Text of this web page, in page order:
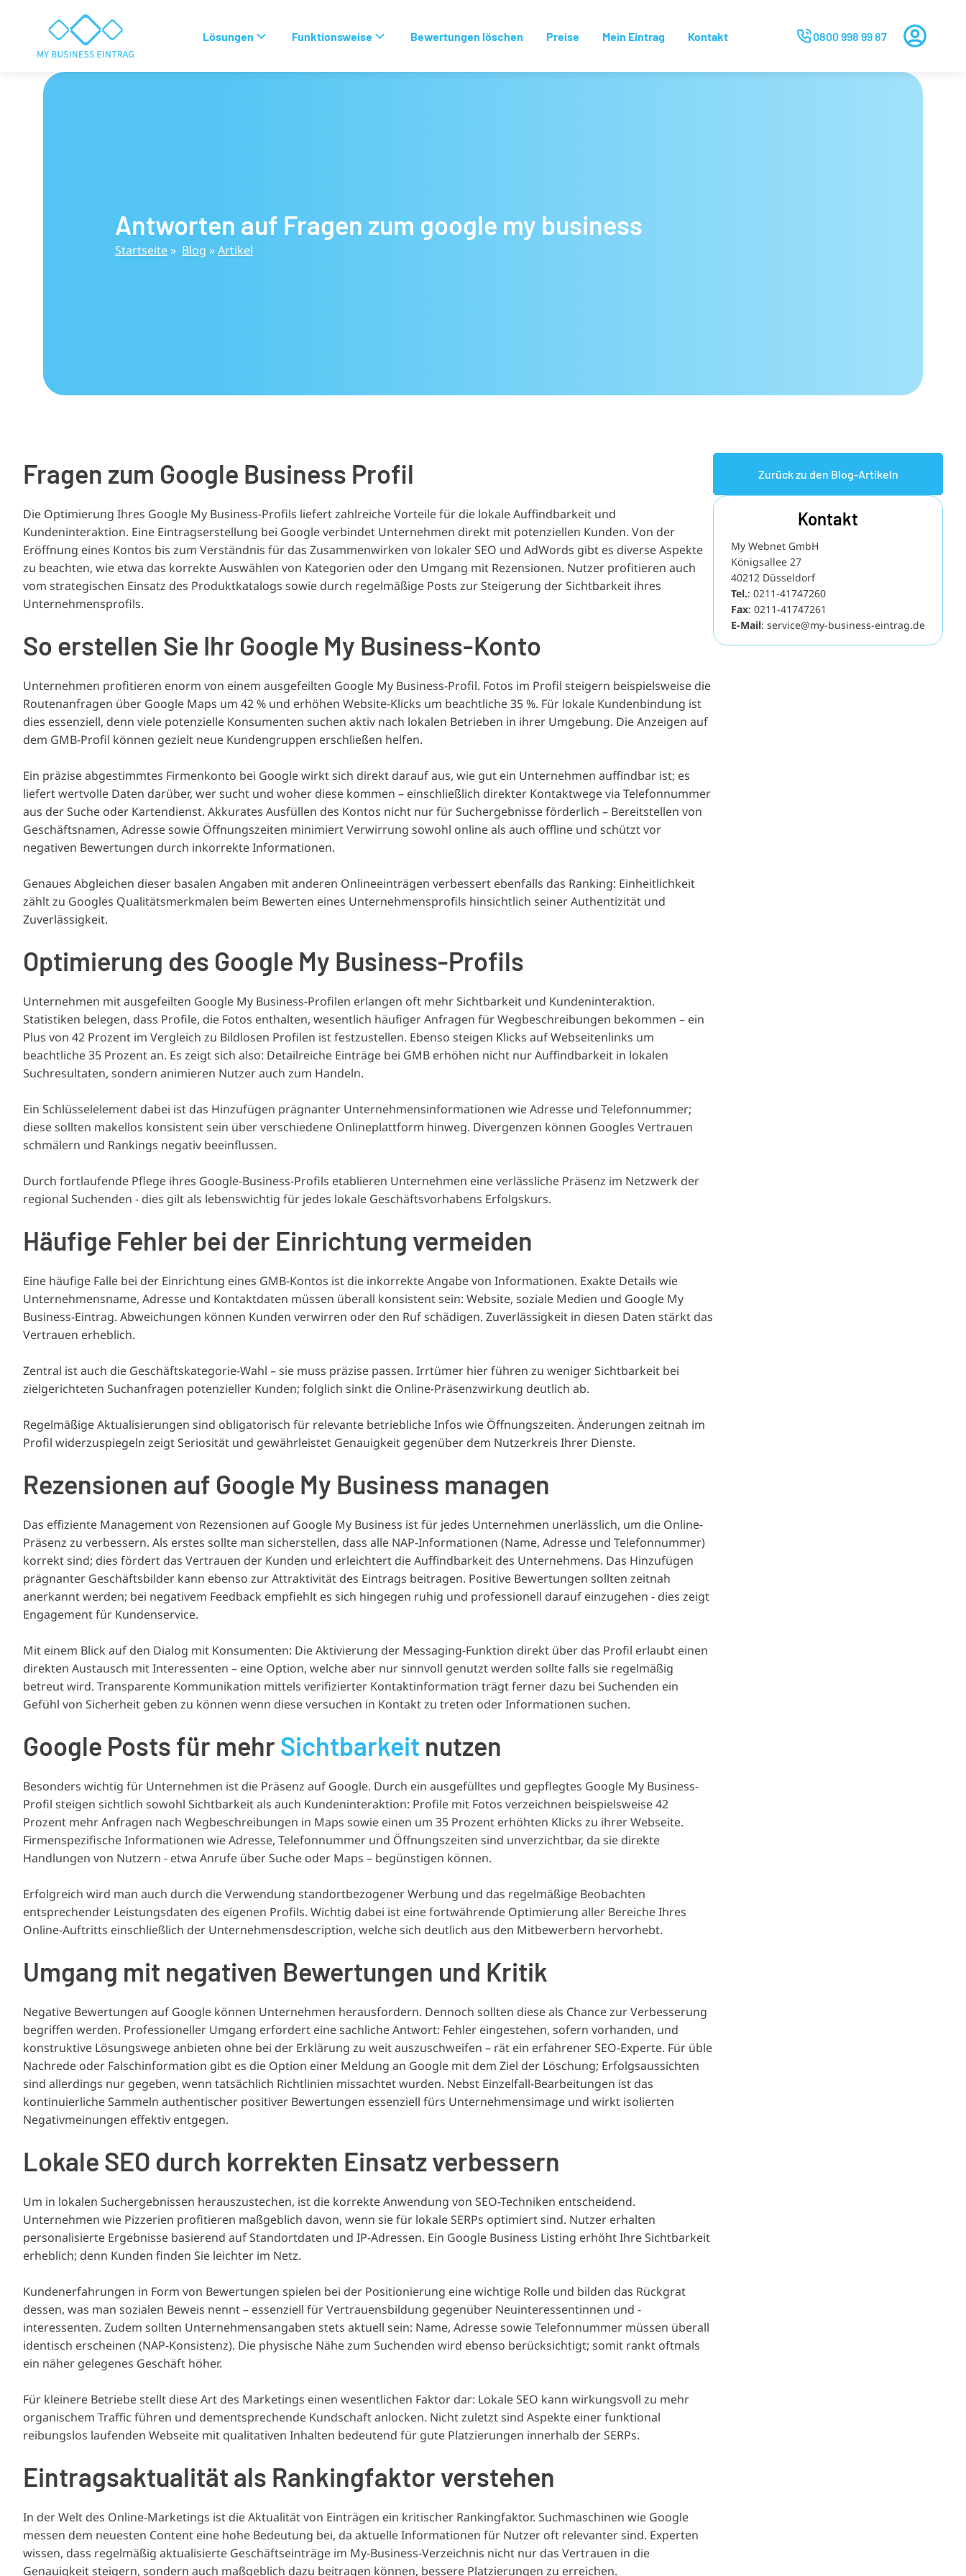
Lösungen Funktionsweise Bewertungen löschen Preise Mein Eintrag Kontakt 0800 998 99 87
Antworten auf Fragen zum google my business
Startseite » Blog »Artikel
Fragen zum Google Business Profil
Die Optimierung Ihres Google My Business-Profils liefert zahlreiche Vorteile für die lokale Auffindbarkeit und
Kundeninteraktion. Eine Eintragserstellung bei Google verbindet Unternehmen direkt mit potenziellen Kunden. Von der
Eröffnung eines Kontos bis zum Verständnis für das Zusammenwirken von lokaler SEO und AdWords gibt es diverse Aspekte
zu beachten, wie etwa das korrekte Auswählen von Kategorien oder den Umgang mit Rezensionen. Nutzer profitieren auch
vom strategischen Einsatz des Produktkatalogs sowie durch regelmäßige Posts zur Steigerung der Sichtbarkeit ihres
Unternehmensprofils.
So erstellen Sie Ihr Google My Business-Konto
Unternehmen profitieren enorm von einem ausgefeilten Google My Business-Profil. Fotos im Profil steigern beispielsweise die
Routenanfragen über Google Maps um 42 % und erhöhen Website-Klicks um beachtliche 35 %. Für lokale Kundenbindung ist
dies essenziell, denn viele potenzielle Konsumenten suchen aktiv nach lokalen Betrieben in ihrer Umgebung. Die Anzeigen auf
dem GMB-Profil können gezielt neue Kundengruppen erschließen helfen.
Ein präzise abgestimmtes Firmenkonto bei Google wirkt sich direkt darauf aus, wie gut ein Unternehmen auffindbar ist; es
liefert wertvolle Daten darüber, wer sucht und woher diese kommen – einschließlich direkter Kontaktwege via Telefonnummer
aus der Suche oder Kartendienst. Akkurates Ausfüllen des Kontos nicht nur für Suchergebnisse förderlich – Bereitstellen von
Geschäftsnamen, Adresse sowie Öffnungszeiten minimiert Verwirrung sowohl online als auch offline und schützt vor
negativen Bewertungen durch inkorrekte Informationen.
Genaues Abgleichen dieser basalen Angaben mit anderen Onlineeinträgen verbessert ebenfalls das Ranking: Einheitlichkeit
zählt zu Googles Qualitätsmerkmalen beim Bewerten eines Unternehmensprofils hinsichtlich seiner Authentizität und
Zuverlässigkeit.
Optimierung des Google My Business-Profils
Unternehmen mit ausgefeilten Google My Business-Profilen erlangen oft mehr Sichtbarkeit und Kundeninteraktion.
Statistiken belegen, dass Profile, die Fotos enthalten, wesentlich häufiger Anfragen für Wegbeschreibungen bekommen – ein
Plus von 42 Prozent im Vergleich zu Bildlosen Profilen ist festzustellen. Ebenso steigen Klicks auf Webseitenlinks um
beachtliche 35 Prozent an. Es zeigt sich also: Detailreiche Einträge bei GMB erhöhen nicht nur Auffindbarkeit in lokalen
Suchresultaten, sondern animieren Nutzer auch zum Handeln.
Ein Schlüsselelement dabei ist das Hinzufügen prägnanter Unternehmensinformationen wie Adresse und Telefonnummer;
diese sollten makellos konsistent sein über verschiedene Onlineplattform hinweg. Divergenzen können Googles Vertrauen
schmälern und Rankings negativ beeinflussen.
Durch fortlaufende Pflege ihres Google-Business-Profils etablieren Unternehmen eine verlässliche Präsenz im Netzwerk der
regional Suchenden - dies gilt als lebenswichtig für jedes lokale Geschäftsvorhabens Erfolgskurs.
Häufige Fehler bei der Einrichtung vermeiden
Eine häufige Falle bei der Einrichtung eines GMB-Kontos ist die inkorrekte Angabe von Informationen. Exakte Details wie
Unternehmensname, Adresse und Kontaktdaten müssen überall konsistent sein: Website, soziale Medien und Google My
Business-Eintrag. Abweichungen können Kunden verwirren oder den Ruf schädigen. Zuverlässigkeit in diesen Daten stärkt das
Vertrauen erheblich.
Zentral ist auch die Geschäftskategorie-Wahl – sie muss präzise passen. Irrtümer hier führen zu weniger Sichtbarkeit bei
zielgerichteten Suchanfragen potenzieller Kunden; folglich sinkt die Online-Präsenzwirkung deutlich ab.
Regelmäßige Aktualisierungen sind obligatorisch für relevante betriebliche Infos wie Öffnungszeiten. Änderungen zeitnah im
Profil widerzuspiegeln zeigt Seriosität und gewährleistet Genauigkeit gegenüber dem Nutzerkreis Ihrer Dienste.
Rezensionen auf Google My Business managen
Das effiziente Management von Rezensionen auf Google My Business ist für jedes Unternehmen unerlässlich, um die Online-
Präsenz zu verbessern. Als erstes sollte man sicherstellen, dass alle NAP-Informationen (Name, Adresse und Telefonnummer)
korrekt sind; dies fördert das Vertrauen der Kunden und erleichtert die Auffindbarkeit des Unternehmens. Das Hinzufügen
prägnanter Geschäftsbilder kann ebenso zur Attraktivität des Eintrags beitragen. Positive Bewertungen sollten zeitnah
anerkannt werden; bei negativem Feedback empfiehlt es sich hingegen ruhig und professionell darauf einzugehen - dies zeigt
Engagement für Kundenservice.
Mit einem Blick auf den Dialog mit Konsumenten: Die Aktivierung der Messaging-Funktion direkt über das Profil erlaubt einen
direkten Austausch mit Interessenten – eine Option, welche aber nur sinnvoll genutzt werden sollte falls sie regelmäßig
betreut wird. Transparente Kommunikation mittels verifizierter Kontaktinformation trägt ferner dazu bei Suchenden ein
Gefühl von Sicherheit geben zu können wenn diese versuchen in Kontakt zu treten oder Informationen suchen.
Google Posts für mehr Sichtbarkeit nutzen
Besonders wichtig für Unternehmen ist die Präsenz auf Google. Durch ein ausgefülltes und gepflegtes Google My Business-
Profil steigen sichtlich sowohl Sichtbarkeit als auch Kundeninteraktion: Profile mit Fotos verzeichnen beispielsweise 42
Prozent mehr Anfragen nach Wegbeschreibungen in Maps sowie einen um 35 Prozent erhöhten Klicks zu ihrer Webseite.
Firmenspezifische Informationen wie Adresse, Telefonnummer und Öffnungszeiten sind unverzichtbar, da sie direkte
Handlungen von Nutzern - etwa Anrufe über Suche oder Maps – begünstigen können.
Erfolgreich wird man auch durch die Verwendung standortbezogener Werbung und das regelmäßige Beobachten
entsprechender Leistungsdaten des eigenen Profils. Wichtig dabei ist eine fortwährende Optimierung aller Bereiche Ihres
Online-Auftritts einschließlich der Unternehmensdescription, welche sich deutlich aus den Mitbewerbern hervorhebt.
Umgang mit negativen Bewertungen und Kritik
Negative Bewertungen auf Google können Unternehmen herausfordern. Dennoch sollten diese als Chance zur Verbesserung
begriffen werden. Professioneller Umgang erfordert eine sachliche Antwort: Fehler eingestehen, sofern vorhanden, und
konstruktive Lösungswege anbieten ohne bei der Erklärung zu weit auszuschweifen – rät ein erfahrener SEO-Experte. Für üble
Nachrede oder Falschinformation gibt es die Option einer Meldung an Google mit dem Ziel der Löschung; Erfolgsaussichten
sind allerdings nur gegeben, wenn tatsächlich Richtlinien missachtet wurden. Nebst Einzelfall-Bearbeitungen ist das
kontinuierliche Sammeln authentischer positiver Bewertungen essenziell fürs Unternehmensimage und wirkt isolierten
Negativmeinungen effektiv entgegen.
Lokale SEO durch korrekten Einsatz verbessern
Um in lokalen Suchergebnissen herauszustechen, ist die korrekte Anwendung von SEO-Techniken entscheidend.
Unternehmen wie Pizzerien profitieren maßgeblich davon, wenn sie für lokale SERPs optimiert sind. Nutzer erhalten
personalisierte Ergebnisse basierend auf Standortdaten und IP-Adressen. Ein Google Business Listing erhöht Ihre Sichtbarkeit
erheblich; denn Kunden finden Sie leichter im Netz.
Kundenerfahrungen in Form von Bewertungen spielen bei der Positionierung eine wichtige Rolle und bilden das Rückgrat
dessen, was man sozialen Beweis nennt – essenziell für Vertrauensbildung gegenüber Neuinteressentinnen und -
interessenten. Zudem sollten Unternehmensangaben stets aktuell sein: Name, Adresse sowie Telefonnummer müssen überall
identisch erscheinen (NAP-Konsistenz). Die physische Nähe zum Suchenden wird ebenso berücksichtigt; somit rankt oftmals
ein näher gelegenes Geschäft höher.
Für kleinere Betriebe stellt diese Art des Marketings einen wesentlichen Faktor dar: Lokale SEO kann wirkungsvoll zu mehr
organischem Traffic führen und dementsprechende Kundschaft anlocken. Nicht zuletzt sind Aspekte einer funktional
reibungslos laufenden Webseite mit qualitativen Inhalten bedeutend für gute Platzierungen innerhalb der SERPs.
Eintragsaktualität als Rankingfaktor verstehen
In der Welt des Online-Marketings ist die Aktualität von Einträgen ein kritischer Rankingfaktor. Suchmaschinen wie Google
messen dem neuesten Content eine hohe Bedeutung bei, da aktuelle Informationen für Nutzer oft relevanter sind. Experten
wissen, dass regelmäßig aktualisierte Geschäftseinträge im My-Business-Verzeichnis nicht nur das Vertrauen in die
Genauigkeit steigern, sondern auch maßgeblich dazu beitragen können, bessere Platzierungen zu erreichen.
Zurück zu den Blog-Artikeln
Kontakt
My Webnet GmbH
Königsallee 27
40212 Düsseldorf
Tel.: 0211-41747260
Fax: 0211-41747261
E-Mail: service@my-business-eintrag.de